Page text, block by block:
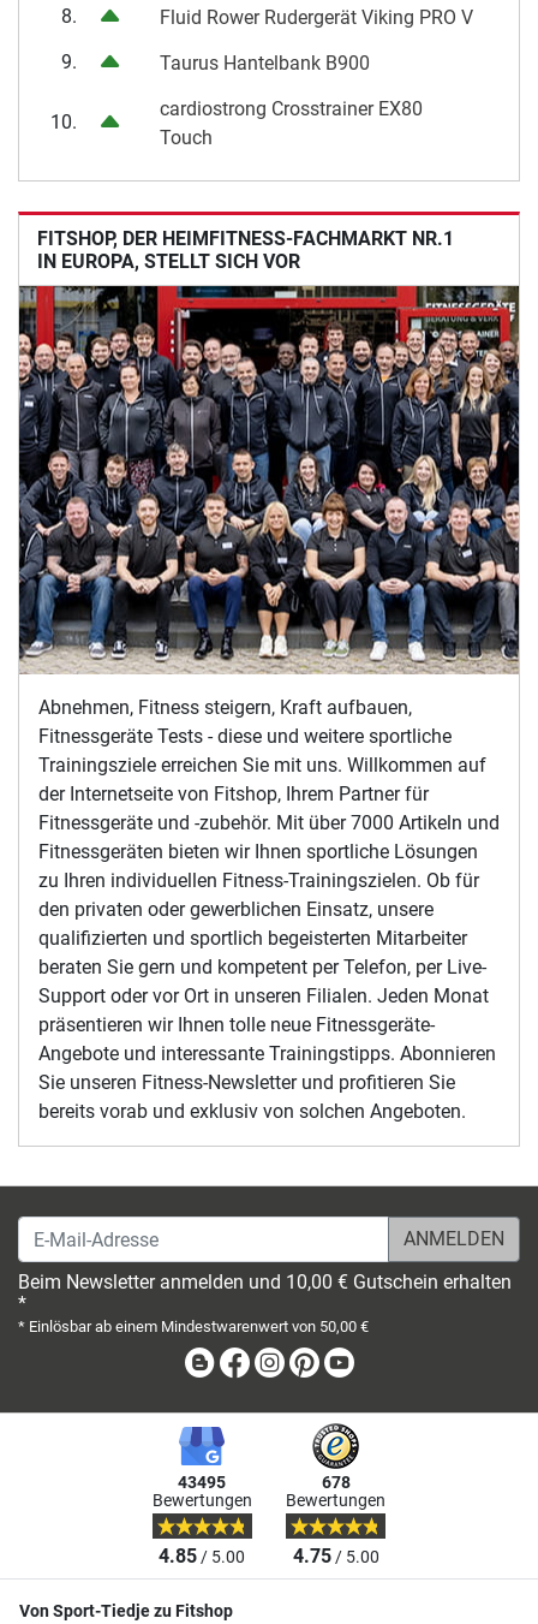
8.
Fluid Rower Rudergerät Viking PRO V
9.
Taurus Hantelbank B900
10.
cardiostrong Crosstrainer EX80
Touch
FITSHOP, DER HEIMFITNESS-FACHMARKT NR.1
IN EUROPA, STELLT SICH VOR
Abnehmen, Fitness steigern, Kraft aufbauen,
Fitnessgeräte Tests - diese und weitere sportliche
Trainingsziele erreichen Sie mit uns. Willkommen auf
der Internetseite von Fitshop, Ihrem Partner für
Fitnessgeräte und -zubehör. Mit über 7000 Artikeln und
Fitnessgeräten bieten wir Ihnen sportliche Lösungen
zu Ihren individuellen Fitness-Trainingszielen. Ob für
den privaten oder gewerblichen Einsatz, unsere
qualifizierten und sportlich begeisterten Mitarbeiter
beraten Sie gern und kompetent per Telefon, per Live-
Support oder vor Ort in unseren Filialen. Jeden Monat
präsentieren wir Ihnen tolle neue Fitnessgeräte-
Angebote und interessante Trainingstipps. Abonnieren
Sie unseren Fitness-Newsletter und profitieren Sie
bereits vorab und exklusiv von solchen Angeboten.
E-Mail-Adresse
Beim Newsletter anmelden und 10,00 € Gutschein erhalten
*
* Einlösbar ab einem Mindestwarenwert von 50,00 €
BlogFacebook
Instagram
Pinterest
43495
Bewertungen
4.85/ 5.00
678
Bewertungen
4.75/ 5.00
Von Sport-Tiedje zu Fitshop